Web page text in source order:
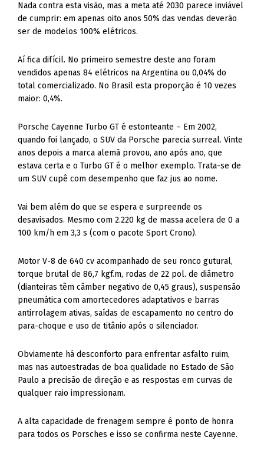
Nada contra esta visão, mas a meta até 2030 parece inviável
de cumprir: em apenas oito anos 50% das vendas deverão
ser de modelos 100% elétricos.
Aí fica difícil. No primeiro semestre deste ano foram
vendidos apenas 84 elétricos na Argentina ou 0,04% do
total comercializado. No Brasil esta proporção é 10 vezes
maior: 0,4%.
Porsche Cayenne Turbo GT é estonteante – Em 2002,
quando foi lançado, o SUV da Porsche parecia surreal. Vinte
anos depois a marca alemã provou, ano após ano, que
estava certa e o Turbo GT é o melhor exemplo. Trata-se de
um SUV cupê com desempenho que faz jus ao nome.
Vai bem além do que se espera e surpreende os
desavisados. Mesmo com 2.220 kg de massa acelera de 0 a
100 km/h em 3,3 s (com o pacote Sport Crono).
Motor V-8 de 640 cv acompanhado de seu ronco gutural,
torque brutal de 86,7 kgf.m, rodas de 22 pol. de diâmetro
(dianteiras têm câmber negativo de 0,45 graus), suspensão
pneumática com amortecedores adaptativos e barras
antirrolagem ativas, saídas de escapamento no centro do
para-choque e uso de titânio após o silenciador.
Obviamente há desconforto para enfrentar asfalto ruim,
mas nas autoestradas de boa qualidade no Estado de São
Paulo a precisão de direção e as respostas em curvas de
qualquer raio impressionam.
A alta capacidade de frenagem sempre é ponto de honra
para todos os Porsches e isso se confirma neste Cayenne.